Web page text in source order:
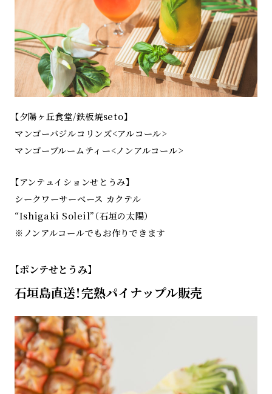
【夕陽ヶ丘食堂/鉄板焼seto】
マンゴーバジルコリンズ<アルコール>
マンゴーブルームティー<ノンアルコール>
【アンテュイションせとうみ】
シークワーサーベース カクテル
“Ishigaki Soleil”（石垣の太陽）
※ノンアルコールでもお作りできます
【ポンテせとうみ】
石垣島直送！完熟パイナップル販売